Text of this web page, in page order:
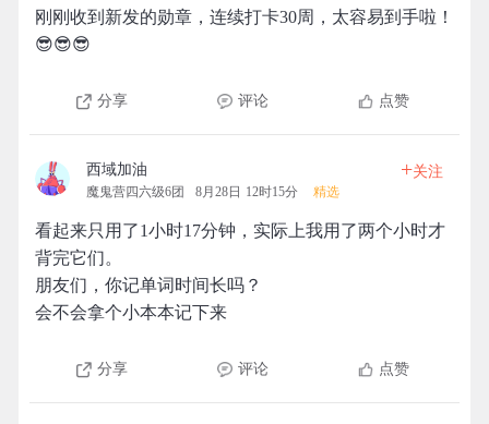
刚刚收到新发的勋章，连续打卡30周，太容易到手啦！
😎😎😎
分享 评论 点赞
西域加油
魔鬼营四六级6团 8月28日 12时15分 精选
+关注
看起来只用了1小时17分钟，实际上我用了两个小时才
背完它们。
朋友们，你记单词时间长吗？
会不会拿个小本本记下来
分享 评论 点赞